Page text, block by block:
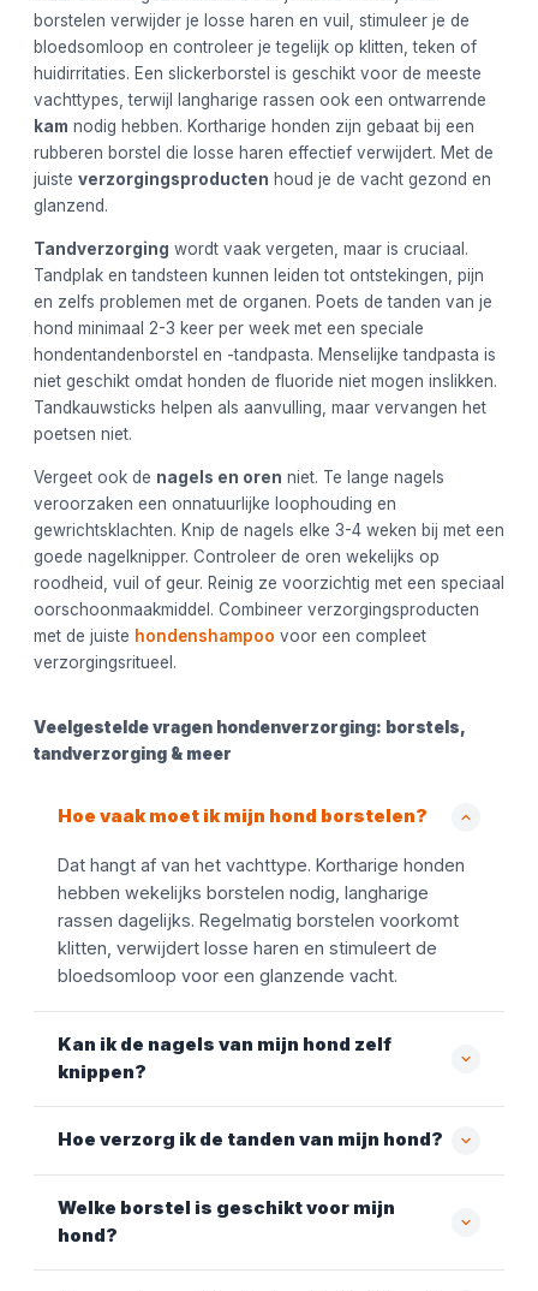
borstelen verwijder je losse haren en vuil, stimuleer je de
bloedsomloop en controleer je tegelijk op klitten, teken of
huidirritaties. Een slickerborstel is geschikt voor de meeste
vachttypes, terwijl langharige rassen ook een ontwarrende
kam nodig hebben. Kortharige honden zijn gebaat bij een
rubberen borstel die losse haren effectief verwijdert. Met de
juiste verzorgingsproducten houd je de vacht gezond en
glanzend.
Tandverzorging wordt vaak vergeten, maar is cruciaal.
Tandplak en tandsteen kunnen leiden tot ontstekingen, pijn
en zelfs problemen met de organen. Poets de tanden van je
hond minimaal 2-3 keer per week met een speciale
hondentandenborstel en -tandpasta. Menselijke tandpasta is
niet geschikt omdat honden de fluoride niet mogen inslikken.
Tandkauwsticks helpen als aanvulling, maar vervangen het
poetsen niet.
Vergeet ook de nagels en oren niet. Te lange nagels
veroorzaken een onnatuurlijke loophouding en
gewrichtsklachten. Knip de nagels elke 3-4 weken bij met een
goede nagelknipper. Controleer de oren wekelijks op
roodheid, vuil of geur. Reinig ze voorzichtig met een speciaal
oorschoonmaakmiddel. Combineer verzorgingsproducten
met de juiste hondenshampoo voor een compleet
verzorgingsritueel.
Veelgestelde vragen hondenverzorging: borstels,
tandverzorging & meer
Hoe vaak moet ik mijn hond borstelen?
Dat hangt af van het vachttype. Kortharige honden
hebben wekelijks borstelen nodig, langharige
rassen dagelijks. Regelmatig borstelen voorkomt
klitten, verwijdert losse haren en stimuleert de
bloedsomloop voor een glanzende vacht.
Kan ik de nagels van mijn hond zelf
knippen?
Hoe verzorg ik de tanden van mijn hond?
Welke borstel is geschikt voor mijn
hond?